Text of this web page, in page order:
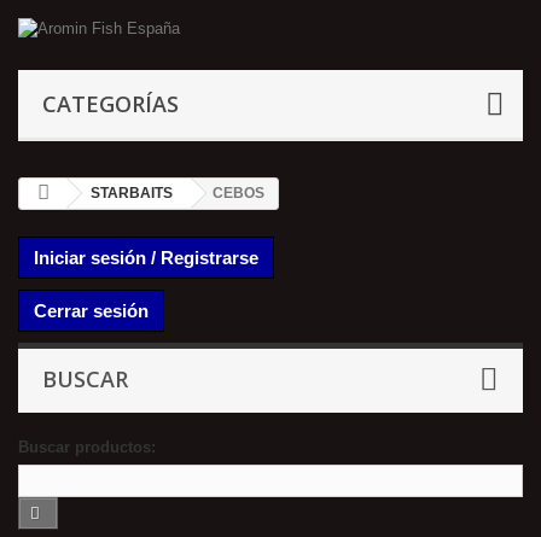
CATEGORÍAS
STARBAITS CEBOS
Iniciar sesión / Registrarse
Cerrar sesión
BUSCAR
Buscar productos: